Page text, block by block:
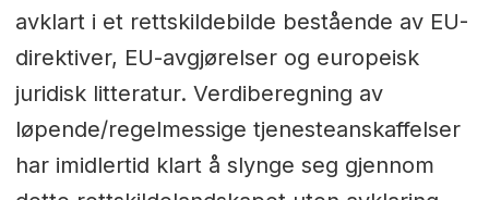
avklart i et rettskildebilde bestående av EU-
direktiver, EU-avgjørelser og europeisk
juridisk litteratur. Verdiberegning av
løpende/regelmessige tjenesteanskaffelser
har imidlertid klart å slynge seg gjennom